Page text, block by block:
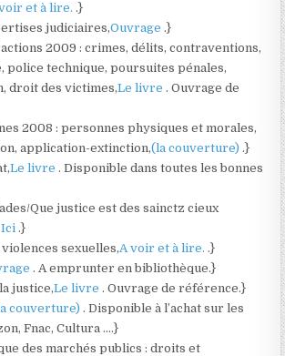
et à lire..}
judiciaires,Ouvrage.}
2009 : crimes, délits, contraventions,
police technique, poursuites pénales,
droit des victimes,Le livre. Ouvrage de
2008 : personnes physiques et morales,
application-extinction,(la couverture).}
Le livre. Disponible dans toutes les bonnes
Que justice est des sainctz cieux
Ici.}
sexuelles,A voir et à lire..}
. A emprunter en bibliothèque.}
justice,Le livre. Ouvrage de référence.}
couverture). Disponible à l’achat sur les
Fnac, Cultura ….}
des marchés publics : droits et